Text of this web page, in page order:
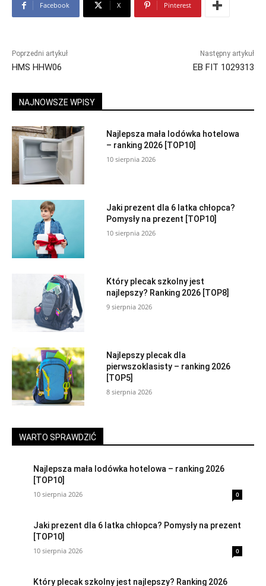
Facebook X Pinterest
Poprzedni artykuł
HMS HHW06
Następny artykuł
EB FIT 1029313
NAJNOWSZE WPISY
Najlepsza mała lodówka hotelowa
– ranking 2026 [TOP10]
10 sierpnia 2026
Jaki prezent dla 6 latka chłopca?
Pomysły na prezent [TOP10]
10 sierpnia 2026
Który plecak szkolny jest
najlepszy? Ranking 2026 [TOP8]
9 sierpnia 2026
Najlepszy plecak dla
pierwszoklasisty – ranking 2026
[TOP5]
8 sierpnia 2026
WARTO SPRAWDZIĆ
Najlepsza mała lodówka hotelowa – ranking 2026
[TOP10]
10 sierpnia 2026 0
Jaki prezent dla 6 latka chłopca? Pomysły na prezent
[TOP10]
10 sierpnia 2026 0
Który plecak szkolny jest najlepszy? Ranking 2026